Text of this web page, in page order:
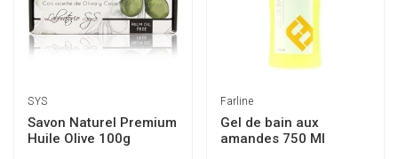
SYS
Savon Naturel Premium
Huile Olive 100g
Farline
Gel de bain aux
amandes 750 Ml